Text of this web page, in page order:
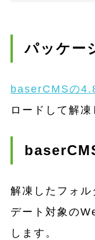
パッケー
baserCMSの
ロードして解凍
解凍したフォ
デート対象の
します。